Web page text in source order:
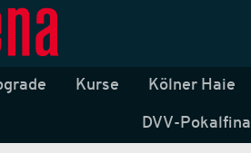
Kurse Kölner Haie
DVV-